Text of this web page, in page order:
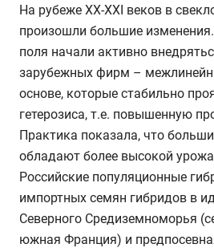
На рубеже XX-XXI веков в
произошли большие
поля начали активно
зарубежных фирм –
основе, которые стабильно
гетерозиса, т.е. повышенную
Практика показала, что
обладают более высокой
Российские популяционные
импортных семян гибридов в
Северного Средиземноморья
южная Франция) и